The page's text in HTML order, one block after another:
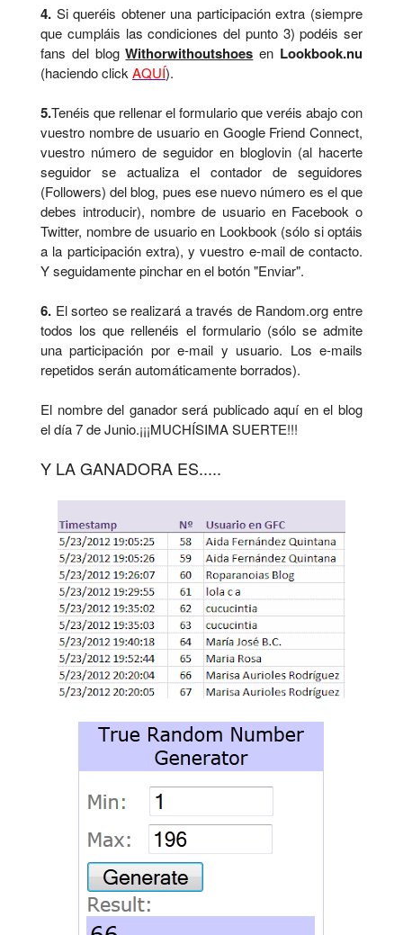
4. Si queréis obtener una participación extra (siempre
que cumpláis las condiciones del punto 3) podéis ser
fans del blogWithorwithoutshoes en Lookbook.nu
(haciendo click AQUÍ).
5.Tenéis que rellenar el formulario que veréis abajo con
vuestro nombre de usuario en Google Friend Connect,
vuestro número de seguidor en bloglovin (al hacerte
seguidor se actualiza el contador de seguidores
(Followers) del blog, pues ese nuevo número es el que
debes introducir), nombre de usuario en Facebook o
Twitter, nombre de usuario en Lookbook (sólo si optáis
a la participación extra), y vuestro e-mail de contacto.
Y seguidamente pinchar en el botón "Enviar".
6. El sorteo se realizará a través de Random.org entre
todos los que rellenéis el formulario (sólo se admite
una participación por e-mail y usuario. Los e-mails
repetidos serán automáticamente borrados).
El nombre del ganador será publicado aquí en el blog
el día 7 de Junio.¡¡¡MUCHÍSIMA SUERTE!!!
Y LA GANADORA ES.....